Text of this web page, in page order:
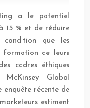
a le potentiel
15 % et de réduire
que les
formation de leurs
cadres éthiques
Global
enquête récente de
estiment